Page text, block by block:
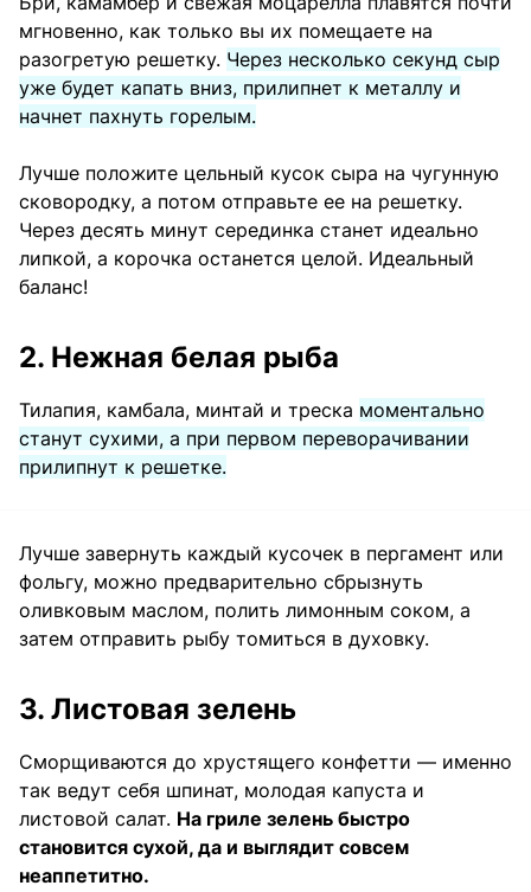
мгновенно, как только вы их помещаете на
разогретую решетку. Через несколько секунд сыр
уже будет капать вниз, прилипнет к металлу и
начнет пахнуть горелым.
Лучше положите цельный кусок сыра на чугунную
сковородку, а потом отправьте ее на решетку.
Через десять минут серединка станет идеально
липкой, а корочка останется целой. Идеальный
баланс!
2. Нежная белая рыба
Тилапия, камбала, минтай и треска моментально
станут сухими, а при первом переворачивании
прилипнут к решетке.
Лучше завернуть каждый кусочек в пергамент или
фольгу, можно предварительно сбрызнуть
оливковым маслом, полить лимонным соком, а
затем отправить рыбу томиться в духовку.
3. Листовая зелень
Сморщиваются до хрустящего конфетти — именно
так ведут себя шпинат, молодая капуста и
листовой салат. На гриле зелень быстро
становится сухой, да и выглядит совсем
неаппетитно.